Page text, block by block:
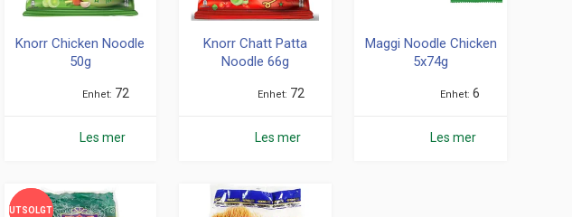
Knorr Chicken Noodle
50g
Enhet 72
Les mer
Knorr Chatt Patta
Noodle 66g
Enhet 72
Les mer
Maggi Noodle Chicken
5x74g
Enhet 6
Les mer
UTSOLGT
UTSOLGT